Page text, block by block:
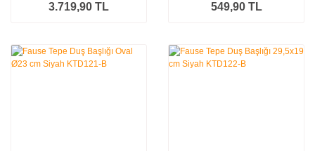
3.719,90 TL 549,90 TL